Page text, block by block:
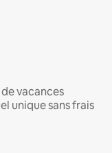
vacances
unique sans frais